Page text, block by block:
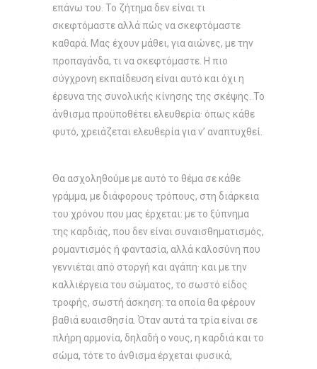
επάνω του. Το ζήτημα δεν είναι τι
σκεφτόμαστε αλλά πώς να σκεφτόμαστε
καθαρά. Μας έχουν μάθει, για αιώνες, με την
προπαγάνδα, τι να σκεφτόμαστε. Η πιο
σύγχρονη εκπαίδευση είναι αυτό και όχι η
έρευνα της συνολικής κίνησης της σκέψης. Το
άνθισμα προϋποθέτει ελευθερία· όπως κάθε
φυτό, χρειάζεται ελευθερία για ν’ αναπτυχθεί.
Θα ασχοληθούμε με αυτό το θέμα σε κάθε
γράμμα, με διάφορους τρόπους, στη διάρκεια
του χρόνου που μας έρχεται: με το ξύπνημα
της καρδιάς, που δεν είναι συναισθηματισμός,
ρομαντισμός ή φαντασία, αλλά καλοσύνη που
γεννιέται από στοργή και αγάπη· και με την
καλλιέργεια του σώματος, το σωστό είδος
τροφής, σωστή άσκηση: τα οποία θα φέρουν
βαθιά ευαισθησία. Όταν αυτά τα τρία είναι σε
πλήρη αρμονία, δηλαδή ο νους, η καρδιά και το
σώμα, τότε το άνθισμα έρχεται φυσικά,